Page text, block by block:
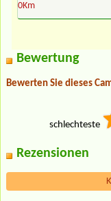
0Km
Bewertung
Bewerten Sie dieses
schlechteste
Rezensionen